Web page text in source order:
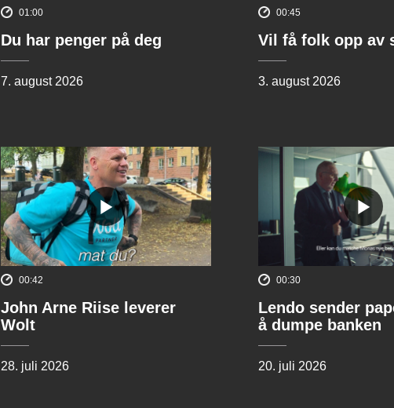
01:00
Du har penger på deg
7. august 2026
00:45
Vil få folk opp av
3. august 2026
00:42
John Arne Riise leverer
Wolt
28. juli 2026
00:30
Lendo sender
å dumpe banken
20. juli 2026